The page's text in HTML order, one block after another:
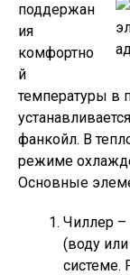
поддержан
ия
комфортно
й
температуры в
фанкойл. В
режиме
Основные
Чиллер –
(воду
системе.